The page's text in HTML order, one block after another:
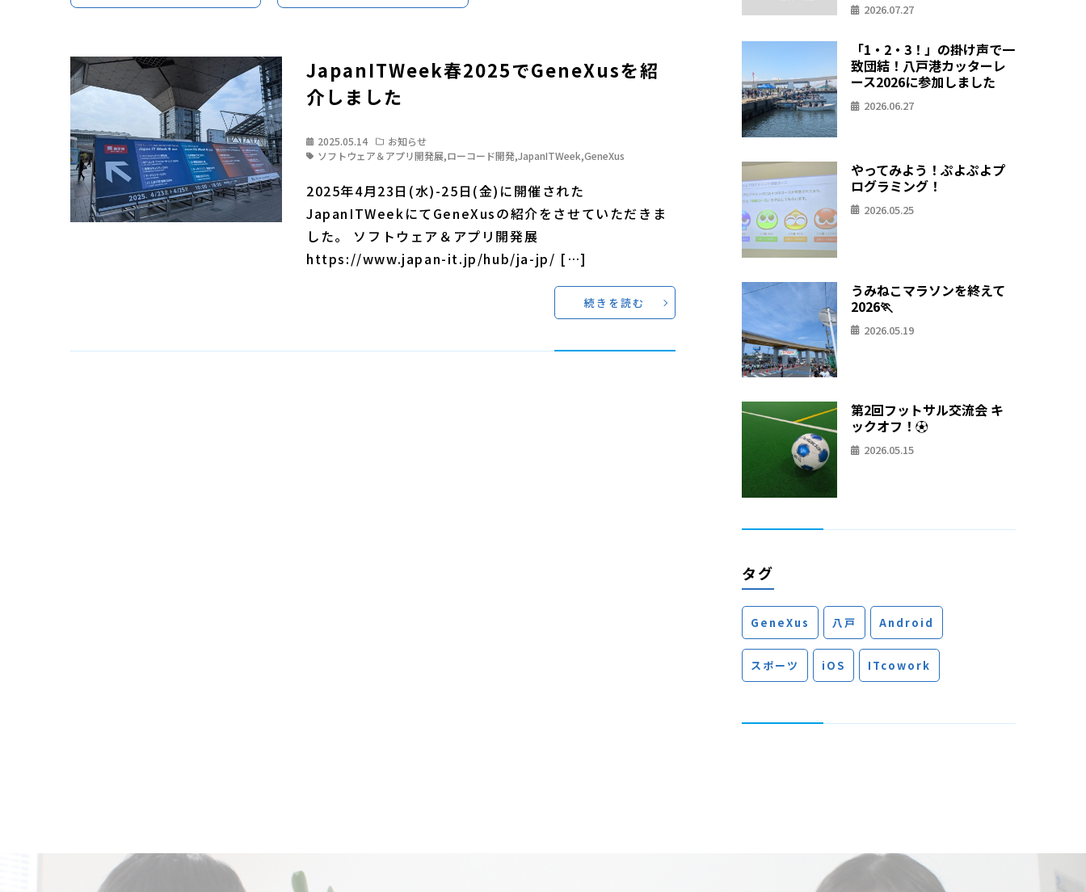
JapanITWeek春2025でGeneXusを紹
介しました
2025.05.14
お知らせ
ソフトウェア＆アプリ開発展,ローコード開発,JapanITWeek,GeneXus
2025年4月23日(水)-25日(金)に開催された
JapanITWeekにてGeneXusの紹介をさせていただきま
した。 ソフトウェア＆アプリ開発展
https://www.japan-it.jp/hub/ja-jp/ […]
続きを読む
2026.07.27
「1・2・3！」の掛け声で一
致団結！八戸港カッターレ
ース2026に参加しました
2026.06.27
やってみよう！ぷよぷよプ
ログラミング！
2026.05.25
うみねこマラソンを終えて
2026🏃
2026.05.19
第2回フットサル交流会 キ
ックオフ！⚽
2026.05.15
タグ
GeneXus 八戸 Android
スポーツ iOS ITcowork